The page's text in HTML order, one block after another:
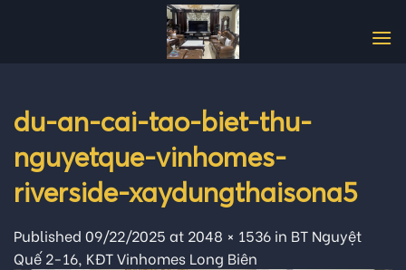
du-an-cai-tao-biet-thu-
nguyetque-vinhomes-
riverside-xaydungthaisona5
Published 09/22/2025 at 2048 × 1536 in BT Nguyệt
Quế 2-16, KĐT Vinhomes Long Biên